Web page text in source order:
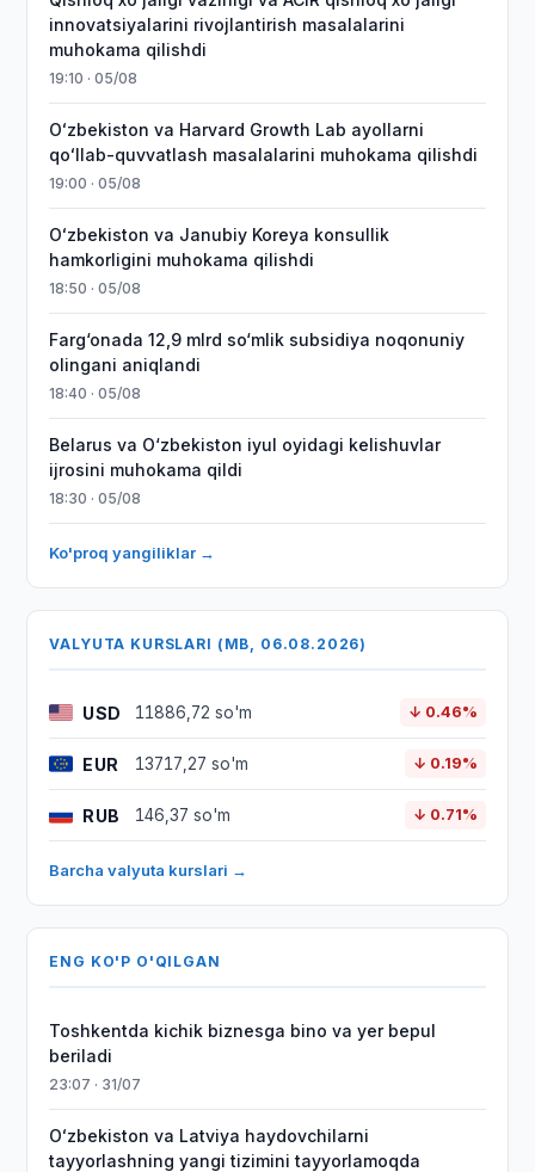
innovatsiyalarini rivojlantirish masalalarini
muhokama qilishdi
19:10 · 05/08
Oʻzbekiston va Harvard Growth Lab ayollarni
qoʻllab-quvvatlash masalalarini muhokama qilishdi
19:00 · 05/08
Oʻzbekiston va Janubiy Koreya konsullik
hamkorligini muhokama qilishdi
18:50 · 05/08
Farg‘onada 12,9 mlrd so‘mlik subsidiya noqonuniy
olingani aniqlandi
18:40 · 05/08
Belarus va O‘zbekiston iyul oyidagi kelishuvlar
ijrosini muhokama qildi
18:30 · 05/08
Ko'proq yangiliklar →
VALYUTA KURSLARI (MB, 06.08.2026)
USD 11886,72 so'm ↓ 0.46%
EUR 13717,27 so'm ↓ 0.19%
RUB 146,37 so'm ↓ 0.71%
Barcha valyuta kurslari →
ENG KO'P O'QILGAN
Toshkentda kichik biznesga bino va yer bepul
beriladi
23:07 · 31/07
Oʻzbekiston va Latviya haydovchilarni
tayyorlashning yangi tizimini tayyorlamoqda